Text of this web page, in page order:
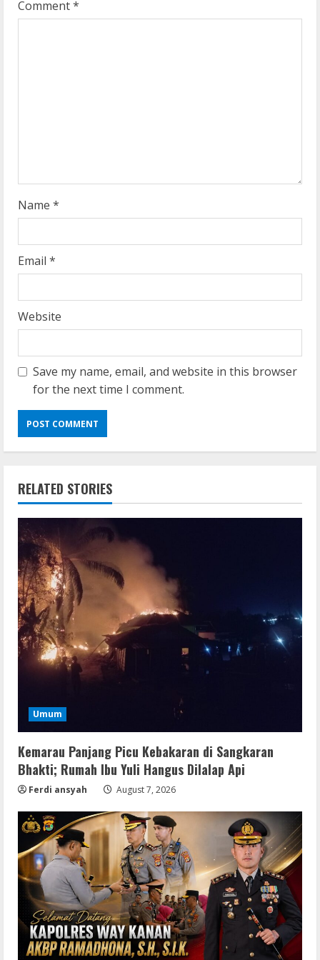
R
g
Comment*
Name *
Email *
Website
Save my name, email, and website in this browser
for the next time I comment.
RELATED STORIES
Umum
Kemarau Panjang Picu Kebakaran di Sangkaran
Bhakti; Rumah Ibu Yuli Hangus Dilalap Api
Ferdi ansyah August 7, 2026